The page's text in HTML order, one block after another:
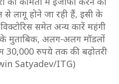
लागू होने जा रही हैं, इसी के
समेत अन्य कारें महंगी
मुताबिक, अलग-अलग मॉडलों
30,000 रुपये तक की बढ़ोतरी
Satyadev/ITG)